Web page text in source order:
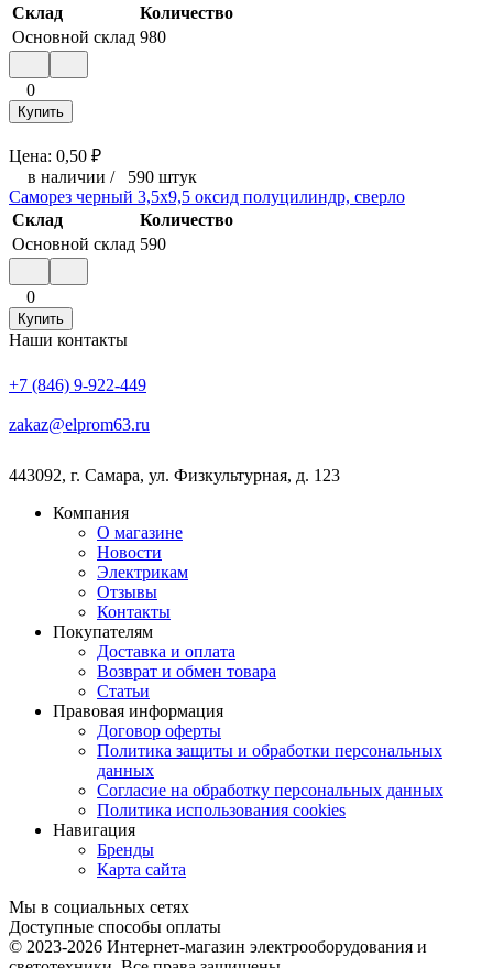
Склад
Количество
Основной склад 980
0
Купить
Цена: 0,50 ₽
в наличии / 590 штук
Саморез черный 3,5x9,5 оксид полуцилиндр, сверло
Склад
Количество
Основной склад 590
0
Купить
Наши контакты
+7 (846) 9-922-449
zakaz@elprom63.ru
443092, г. Самара, ул. Физкультурная, д. 123
Компания
О магазине
Новости
Электрикам
Отзывы
Контакты
Покупателям
Доставка и оплата
Возврат и обмен товара
Статьи
Правовая информация
Договор оферты
Политика защиты и обработки персональных
данных
Согласие на обработку персональных данных
Политика использования cookies
Навигация
Бренды
Карта сайта
Мы в социальных сетях
Доступные способы оплаты
© 2023-2026 Интернет-магазин электрооборудования и